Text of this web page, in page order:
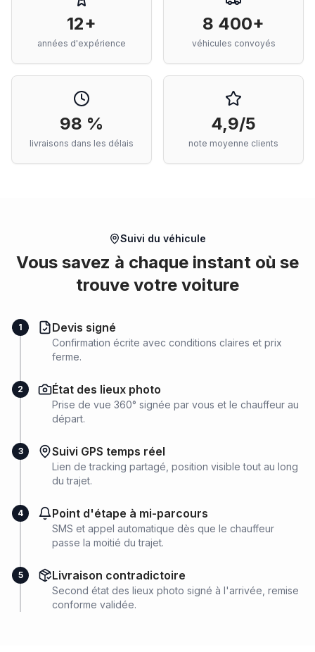
12+
années d'expérience
8 400+
véhicules convoyés
98 %
livraisons dans les délais
4,9/5
note moyenne clients
Suivi du véhicule
Vous savez à chaque instant où se
trouve votre voiture
1 Devis signé
Confirmation écrite avec conditions claires et prix
ferme.
2 État des lieux photo
Prise de vue 360° signée par vous et le chauffeur au
départ.
3 Suivi GPS temps réel
Lien de tracking partagé, position visible tout au long
du trajet.
4 Point d'étape à mi-parcours
SMS et appel automatique dès que le chauffeur
passe la moitié du trajet.
5 Livraison contradictoire
Second état des lieux photo signé à l'arrivée, remise
conforme validée.